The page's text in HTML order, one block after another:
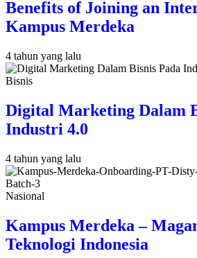
Benefits of Joining an
Kampus Merdeka
4 tahun yang lalu
Bisnis
Digital Marketing Dalam
Industri 4.0
4 tahun yang lalu
Nasional
Kampus Merdeka –
Teknologi Indonesia